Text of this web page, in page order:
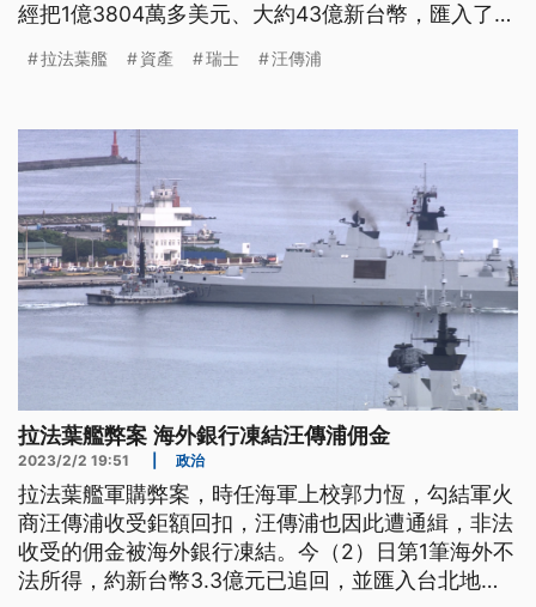
經把1億3804萬多美元、大約43億新台幣，匯入了台
拉法葉艦 資產 瑞士 汪傳浦
拉法葉艦弊案 海外銀行凍結汪傳浦佣金
2023/2/2 19:51 政治
拉法葉艦軍購弊案，時任海軍上校郭力恆，勾結軍火
商汪傳浦收受鉅額回扣，汪傳浦也因此遭通緝，非法
收受的佣金被海外銀行凍結。今（2）日第1筆海外不
法所得，約新台幣3.3億元已追回，並匯入台北地檢